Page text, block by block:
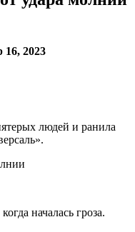
16, 2023
людей и ранила
началась гроза.